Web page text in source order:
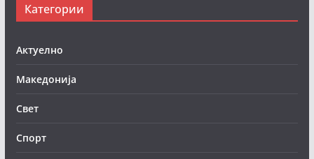
Категории
Актуелно
Македонија
Свет
Спорт